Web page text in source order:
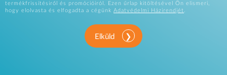
termékfrissítésiről és promócióiról. Ezen űrlap kitöltésével Ön elismeri,
hogy elolvasta és elfogadta a cégünk Adatvédelmi Házirendjét.
Elküld